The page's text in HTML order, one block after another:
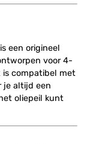
is een origineel
voor 4-
is compatibel met
je altijd een
oliepeil kunt